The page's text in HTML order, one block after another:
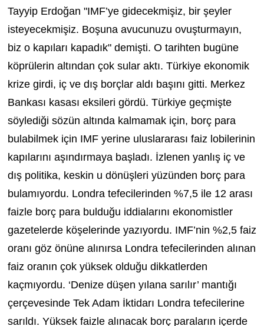
Tayyip Erdoğan "IMF’ye gidecekmişiz, bir şeyler
isteyecekmişiz. Boşuna avucunuzu ovuşturmayın,
biz o kapıları kapadık" demişti. O tarihten bugüne
köprülerin altından çok sular aktı. Türkiye ekonomik
krize girdi, iç ve dış borçlar aldı başını gitti. Merkez
Bankası kasası eksileri gördü. Türkiye geçmişte
söylediği sözün altında kalmamak için, borç para
bulabilmek için IMF yerine uluslararası faiz lobilerinin
kapılarını aşındırmaya başladı. İzlenen yanlış iç ve
dış politika, keskin u dönüşleri yüzünden borç para
bulamıyordu. Londra tefecilerinden %7,5 ile 12 arası
faizle borç para bulduğu iddialarını ekonomistler
gazetelerde köşelerinde yazıyordu. IMF’nin %2,5 faiz
oranı göz önüne alınırsa Londra tefecilerinden alınan
faiz oranın çok yüksek olduğu dikkatlerden
kaçmıyordu. ‘Denize düşen yılana sarılır’ mantığı
çerçevesinde Tek Adam İktidarı Londra tefecilerine
sarıldı. Yüksek faizle alınacak borç paraların içerde